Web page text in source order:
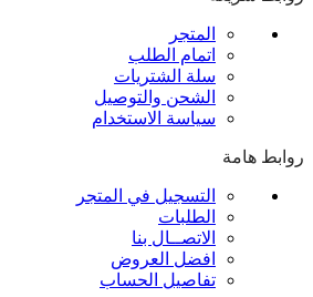
المتجر
اتمام الطلب
سلة الشتريات
الشحن والتوصيل
سياسة الاستخدام
روابط هامة
التسجيل في المتجر
الطلبات
الاتصــال بنا
افضل العروض
تفاصيل الحساب